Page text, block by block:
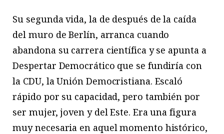
Su segunda vida, la de después de la caída
del muro de Berlín, arranca cuando
abandona su carrera científica y se apunta a
Despertar Democrático que se fundiría con
la CDU, la Unión Democristiana. Escaló
rápido por su capacidad, pero también por
ser mujer, joven y del Este. Era una figura
muy necesaria en aquel momento histórico,